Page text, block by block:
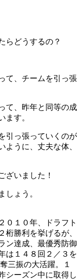
らどうするの？
て、チームを引っ張
て、昨年と同等の成
ます。
引っ張っていくのが
ように、丈夫な体、
ざいました！
しょう。
０１０年、ドラフト
桁勝利を挙げるが、
ン達成、最優秀防御
は１４８回２／３を
三振の大活躍。１
シーズン中に取得し